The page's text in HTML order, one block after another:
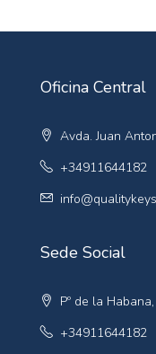
Oficina Central
Avda. Juan
+34911644182
Sede Social
Pº de la
+34911644182